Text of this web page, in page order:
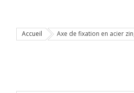
Accueil Axe de fixation en acier